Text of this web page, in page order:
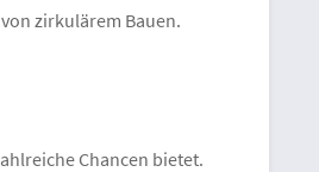
zirkulärem Bauen.
Chancen bietet.